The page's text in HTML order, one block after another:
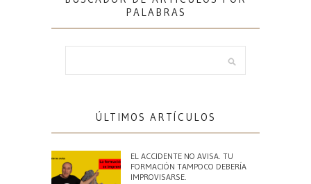
PALABRAS
ÚLTIMOS ARTÍCULOS
EL ACCIDENTE NO AVISA. TU
FORMACIÓN TAMPOCO DEBERÍA
IMPROVISARSE.